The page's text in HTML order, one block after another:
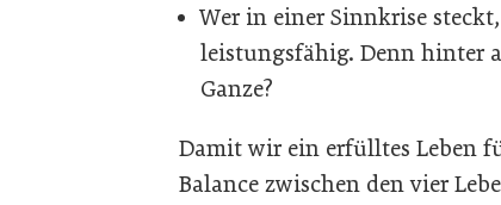
Wer in einer Sinnkrise
leistungsfähig. Denn hinter
Ganze?
Damit wir ein erfülltes Leben
Balance zwischen den vier